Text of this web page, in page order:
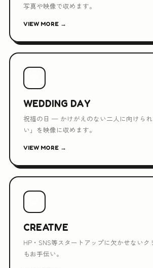
写真や映像で収めます。
VIEW MORE →
WEDDING DAY
祝福の日 — かけがえのない二人に向けら
い」を映像に収めます。
VIEW MORE →
CREATIVE
HP・SNS等スタートアップに欠かせないク
もお手伝い。